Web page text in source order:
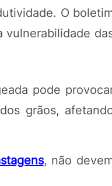
O
vulnerabilidade
pode
grãos,
, não